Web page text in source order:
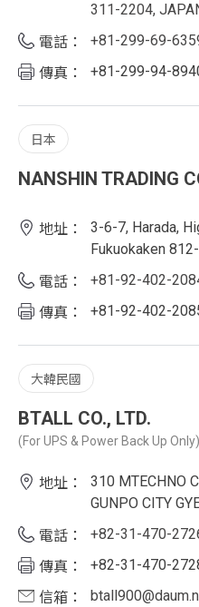
311-2204,
電話：
+81-299-69-
傳真：
+81-299-94-
日本
NANSHIN TRADING
地址：
3-6-7, Harada,
Fukuokaken
電話：
+81-92-402-
傳真：
+81-92-402-
大韓民國
BTALL CO., LTD.
(For UPS & Power Back Up Only)
地址：
310 MTECHNO
GUNPO CITY
電話：
+82-31-470-
傳真：
+82-31-470-
信箱：